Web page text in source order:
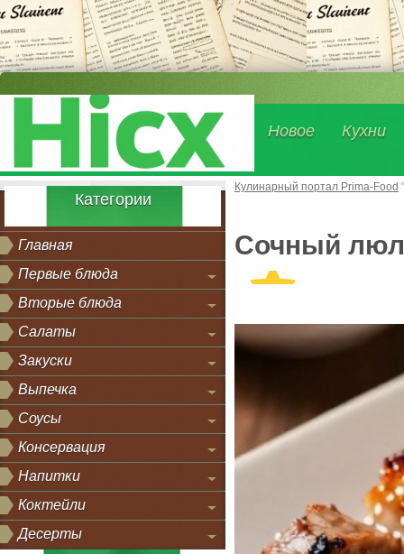
Новое Кухни
Категории
Главная
Первые блюда
Вторые блюда
Салаты
Закуски
Выпечка
Соусы
Консервация
Напитки
Коктейли
Десерты
Кулинарный портал Prima-Food
Сочный